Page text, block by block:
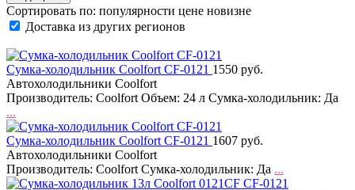
Сортировать по: популярности цене новизне
Доставка из других регионов
Сумка-холодильник Coolfort CF-0121 1550 руб.
Автохолодильники Coolfort
Производитель: Coolfort Объем: 24 л Сумка-холодильник: Да
...
Сумка-холодильник Coolfort CF-0121 1607 руб.
Автохолодильники Coolfort
Производитель: Coolfort Сумка-холодильник: Да ...